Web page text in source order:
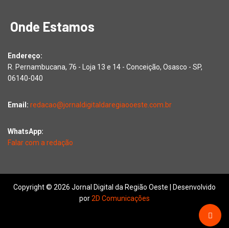
Onde Estamos
Endereço:
R. Pernambucana, 76 - Loja 13 e 14 - Conceição, Osasco - SP,
06140-040
Email: redacao@jornaldigitaldaregiaooeste.com.br
WhatsApp:
Falar com a redação
Copyright © 2026 Jornal Digital da Região Oeste | Desenvolvido
por2D Comunicações